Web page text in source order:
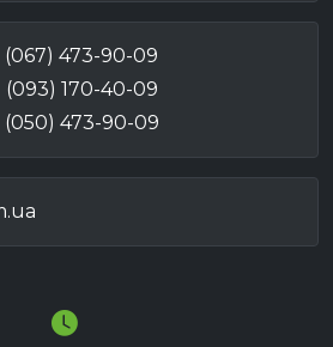
(067) 473-90-09
(093) 170-40-09
(050) 473-90-09